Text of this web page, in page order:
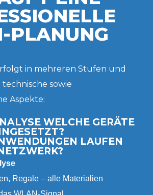
PLANUNG
in mehreren Stufen und
sowie
Aspekte:
WELCHE GERÄTE
LAUFEN
Regale – alle Materialien